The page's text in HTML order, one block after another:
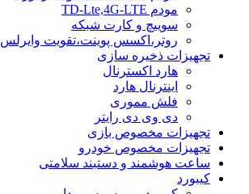
مودم TD-Lte,4G-LTE
سوییچ و کارت شبکه
روتر،اکسس پوینت،تقویت وایرلس
تجهیزات ذخیره سازی
هارد اکسترنال
اینترنال هارد
فلش مموری
دی وی دی رایتر
تجهیزات مخصوص بازی
تجهیزات مخصوص خودرو
ساعت هوشمند و دستبند سلامتی
کیبورد